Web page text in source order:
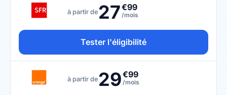
à partir de 27€99
/mois
Tester l'éligibilité
à partir de 29€99
/mois